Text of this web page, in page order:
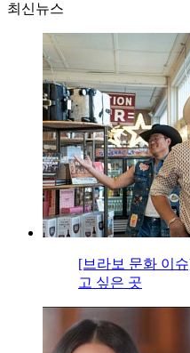
최신뉴스
[브라보 문화 이
고 싶은 곳